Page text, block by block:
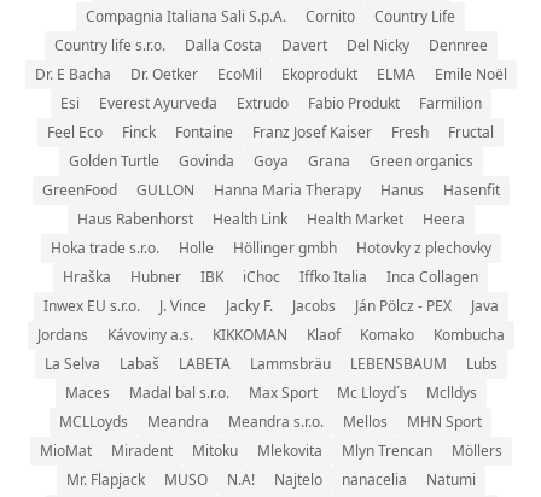
Compagnia Italiana Sali S.p.A.
Cornito
Country Life
Country life s.r.o.
Dalla Costa Davert Del Nicky
Dennree
Dr. E Bacha
Dr. Oetker EcoMil Ekoprodukt ELMA
Emile Noël
Esi
Everest Ayurveda Extrudo Fabio Produkt
Farmilion
Feel Eco
Finck Fontaine Franz Josef Kaiser Fresh
Fructal
Golden Turtle
Govinda Goya Grana
Green organics
GreenFood
GULLON Hanna Maria Therapy Hanus
Hasenfit
Haus Rabenhorst
Health Link Health Market
Heera
Hoka trade s.r.o.
Holle Höllinger gmbh
Hotovky z plechovky
Hraška
Hubner IBK iChoc Iffko Italia
Inca Collagen
Inwex EU s.r.o.
J. Vince Jacky F. Jacobs Ján Pölcz - PEX
Java
Jordans
Kávoviny a.s. KIKKOMAN Klaof Komako
Kombucha
La Selva
Labaš LABETA Lammsbräu LEBENSBAUM
Lubs
Maces
Madal bal s.r.o. Max Sport Mc Lloyd´s
Mclldys
MCLLoyds
Meandra Meandra s.r.o. Mellos
MHN Sport
MioMat
Miradent Mitoku Mlekovita Mlyn Trencan
Möllers
Mr. Flapjack
MUSO N.A! Najtelo nanacelia
Natumi